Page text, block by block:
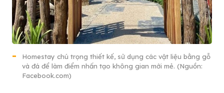
Homestay chú trọng thiết kế, sử dụng các vật liệu bằng gỗ
và đá để làm điểm nhấn tạo không gian mới mẻ. (Nguồn:
Facebook.com)